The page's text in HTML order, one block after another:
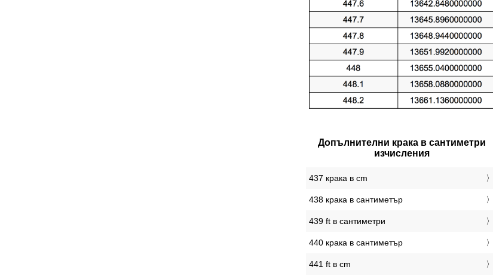
Допълнителни крака в сантиметри
изчисления
437 крака в cm
438 крака в сантиметър
439 ft в сантиметри
440 крака в сантиметър
441 ft в cm